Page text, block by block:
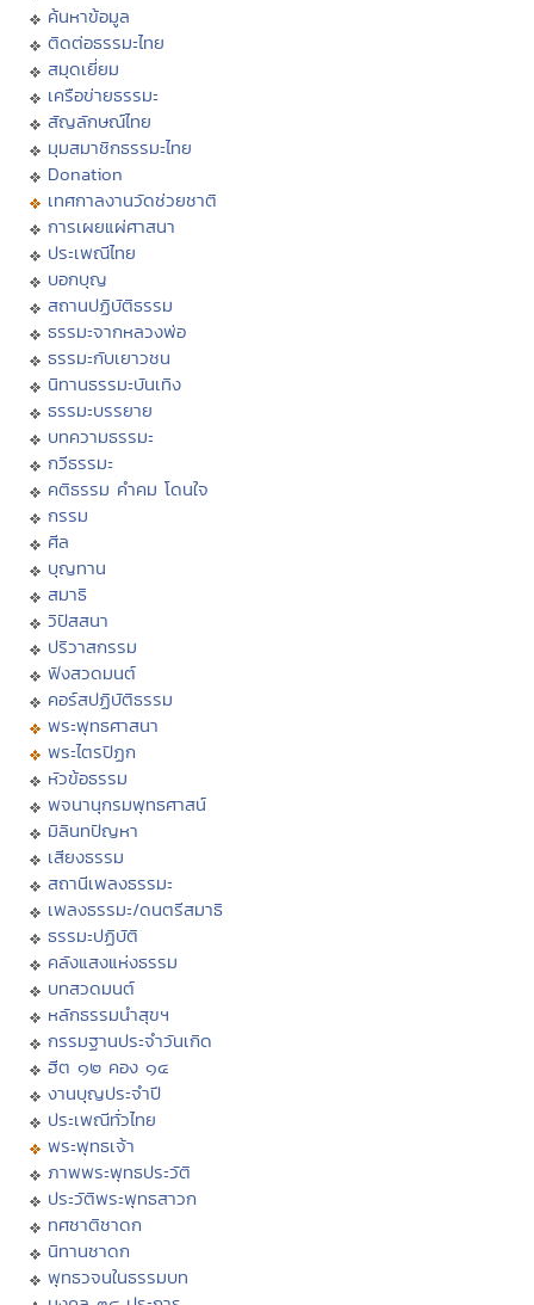
ค้นหาข้อมูล
ติดต่อธรรมะไทย
สมุดเยี่ยม
เครือข่ายธรรมะ
สัญลักษณ์ไทย
มุมสมาชิกธรรมะไทย
Donation
เทศกาลงานวัดช่วยชาติ
การเผยแผ่ศาสนา
ประเพณีไทย
บอกบุญ
สถานปฏิบัติธรรม
ธรรมะจากหลวงพ่อ
ธรรมะกับเยาวชน
นิทานธรรมะบันเทิง
ธรรมะบรรยาย
บทความธรรมะ
กวีธรรมะ
คติธรรม คำคม โดนใจ
กรรม
ศีล
บุญทาน
สมาธิ
วิปัสสนา
ปริวาสกรรม
ฟังสวดมนต์
คอร์สปฏิบัติธรรม
พระพุทธศาสนา
พระไตรปิฏก
หัวข้อธรรม
พจนานุกรมพุทธศาสน์
มิลินทปัญหา
เสียงธรรม
สถานีเพลงธรรมะ
เพลงธรรมะ/ดนตรีสมาธิ
ธรรมะปฏิบัติ
คลังแสงแห่งธรรม
บทสวดมนต์
หลักธรรมนำสุขฯ
กรรมฐานประจำวันเกิด
ฮีต ๑๒ คอง ๑๔
งานบุญประจำปี
ประเพณีทั่วไทย
พระพุทธเจ้า
ภาพพระพุทธประวัติ
ประวัติพระพุทธสาวก
ทศชาติชาดก
นิทานชาดก
พุทธวจนในธรรมบท